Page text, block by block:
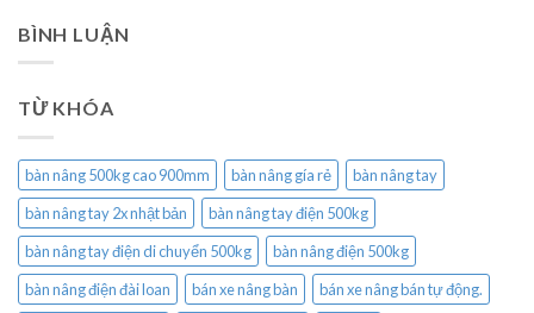
BÌNH LUẬN
TỪ KHÓA
bàn nâng 500kg cao 900mm bàn nâng gía rẻ
bàn nâng tay
bàn nâng tay 2x nhật bản
bàn nâng tay điện 500kg
bàn nâng tay điện di chuyển 500kg
bàn nâng điện 500kg
bàn nâng điện đài loan
bán xe nâng bàn
bán xe nâng bán tự động.